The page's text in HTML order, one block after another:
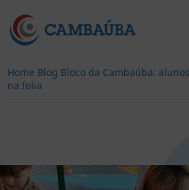
Home Blog Bloco da Cambaúba:
na folia